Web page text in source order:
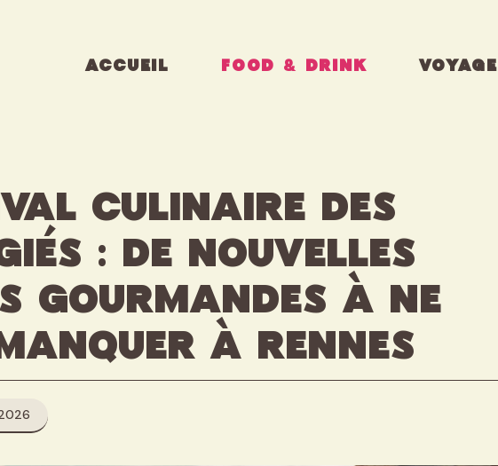
ACCUEIL FOOD & DRINK VOYAGE
culinaire des
: de nouvelles
gourmandes à ne
à Rennes